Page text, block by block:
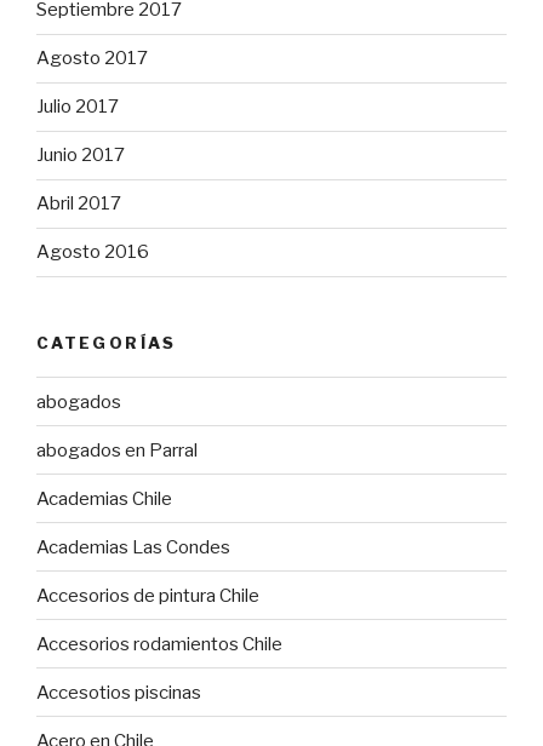
Septiembre 2017
Agosto 2017
Julio 2017
Junio 2017
Abril 2017
Agosto 2016
CATEGORÍAS
abogados
abogados en Parral
Academias Chile
Academias Las Condes
Accesorios de pintura Chile
Accesorios rodamientos Chile
Accesotios piscinas
Acero en Chile